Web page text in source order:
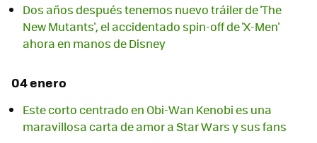
Dos años después tenemos nuevo tráiler de 'The
New Mutants', el accidentado spin-off de 'X-Men'
ahora en manos de Disney
04 enero
Este corto centrado en Obi-Wan Kenobi es una
maravillosa carta de amor a Star Wars y sus fans